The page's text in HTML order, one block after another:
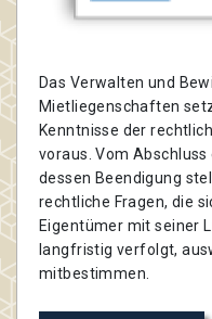
Das Verwalten und
Mietliegenschaften
Kenntnisse der
voraus. Vom
dessen Beendigung
rechtliche Fragen, die
Eigentümer mit seiner
langfristig verfolgt,
mitbestimmen.